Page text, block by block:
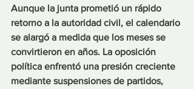
Aunque la junta prometió un rápido
retorno a la autoridad civil, el calendario
se alargó a medida que los meses se
convirtieron en años. La oposición
política enfrentó una presión creciente
mediante suspensiones de partidos,